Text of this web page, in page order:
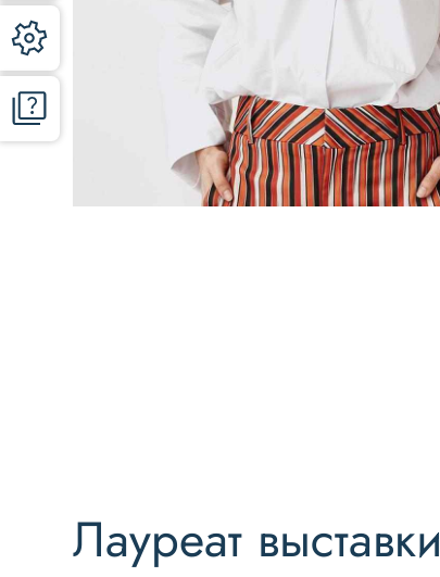
Лауреат выставки